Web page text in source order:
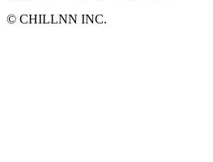
©︎ CHILLNN INC.